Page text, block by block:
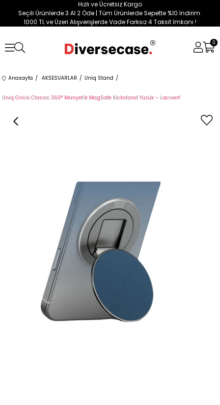
Hızlı ve Ücretsiz Kargo
Seçili Ürünlerde 3 Al 2 Öde | Tüm Ürünlerde Sepette %10 İndirim
1000 TL ve Üzeri Alışverişlerde Vade Farksız 4 Taksit İmkanı !
0
Anasayfa AKSESUARLAR Uniq Stand
Uniq Grivix Classic 360° Manyetik MagSafe Kickstand Yüzük – Lacivert